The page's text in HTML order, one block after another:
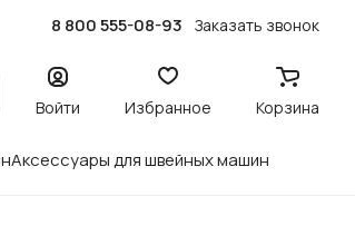
8 800 555-08-93 Заказать звонок
Войти Избранное Корзина
Аксессуары для швейных машин